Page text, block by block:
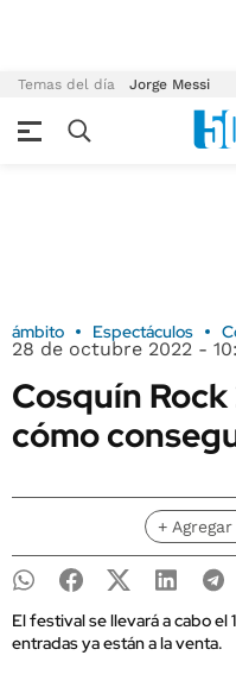
Temas del día Jorge Messi
ámbito Espectáculos
28 de octubre 2022 -
Cosquín
cómo
+
El festival se llevará a cabo
entradas ya están a la venta.